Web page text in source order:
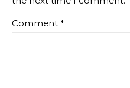
Comment *